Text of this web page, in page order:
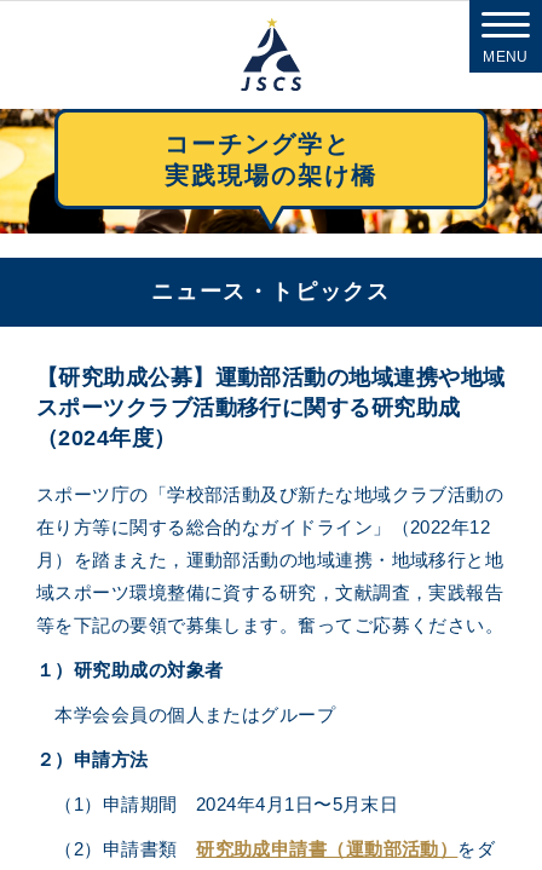
MENU
コーチング学と
実践現場の架け橋
ニュース・トピックス
【研究助成公募】運動部活動の地域連携や地域
スポーツクラブ活動移行に関する研究助成
（2024年度）
スポーツ庁の「学校部活動及び新たな地域クラブ活動の
在り方等に関する総合的なガイドライン」（2022年12
月）を踏まえた，運動部活動の地域連携・地域移行と地
域スポーツ環境整備に資する研究，文献調査，実践報告
等を下記の要領で募集します。奮ってご応募ください。
１）研究助成の対象者
本学会会員の個人またはグループ
２）申請方法
（1）申請期間 2024年4月1日〜5月末日
（2）申請書類研究助成申請書（運動部活動） をダ